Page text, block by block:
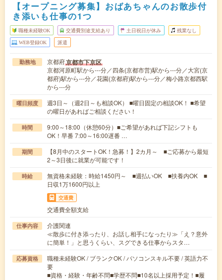
【オープニング募集】おばあちゃんのお散歩付
き添いも仕事の1つ
職種未経験OK 交通費別途支給あり 土日祝日が休み 残業なし
WEB登録OK 派遣
勤務地 京都府京都市下京区
京都河原町駅から---分／四条(京都市営)駅から---分／大宮(京
都府)駅から---分／花園(京都府)駅から---分／梅小路京都西駅
から---分
曜日頻度
週3日～（週2日～も相談OK） ■曜日固定の相談OK！ ■希望
の曜日があればご相談ください！
時間
9:00～18:00（休憩60分）■ご希望があれば下記シフトも
OK！早番 7:00～16:00遅番 …
期間
【8月中のスタートOK！急募！】2カ月～ ■ご応募から最短
2～3日後に就業が可能です！
時給
無資格未経験：時給1450円～ ■週払いOK ■扶養内OK ■
日収1万1600円以上
交通費
交通費全額支給
仕事内容
介護関連
≪散歩に付き添ったり、お話し相手になったり≫「え？意外
に簡単！」と思うくらい、スグできる仕事からスタ…
応募資格
職種未経験OK / ブランクOK / パソコンスキル不要 / 英語力不
要
■資格・経験・年齢不問■学歴不問■10名以上採用予定！■履